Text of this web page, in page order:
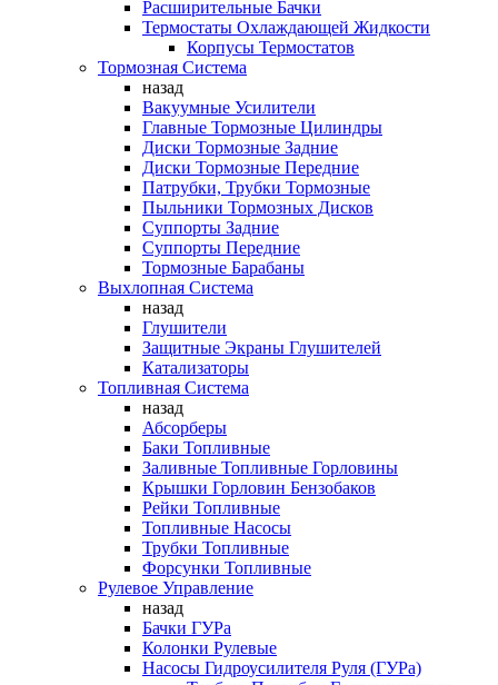
Расширительные Бачки
Термостаты Охлаждающей Жидкости
Корпусы Термостатов
Тормозная Система
назад
Вакуумные Усилители
Главные Тормозные Цилиндры
Диски Тормозные Задние
Диски Тормозные Передние
Патрубки, Трубки Тормозные
Пыльники Тормозных Дисков
Суппорты Задние
Суппорты Передние
Тормозные Барабаны
Выхлопная Система
назад
Глушители
Защитные Экраны Глушителей
Катализаторы
Топливная Система
назад
Абсорберы
Баки Топливные
Заливные Топливные Горловины
Крышки Горловин Бензобаков
Рейки Топливные
Топливные Насосы
Трубки Топливные
Форсунки Топливные
Рулевое Управление
назад
Бачки ГУРа
Колонки Рулевые
Насосы Гидроусилителя Руля (ГУРа)